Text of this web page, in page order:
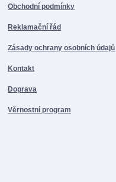
Obchodní podmínky
Reklamační řád
Zásady ochrany osobních údajů
Kontakt
Doprava
Věrnostní program